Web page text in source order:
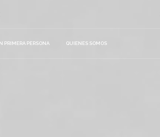
PRIMERA PERSONA QUIENES SOMOS